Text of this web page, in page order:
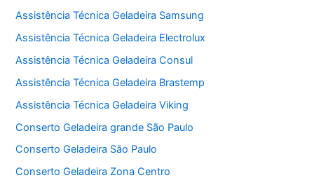
Assistência Técnica Geladeira Samsung
Assistência Técnica Geladeira Electrolux
Assistência Técnica Geladeira Consul
Assistência Técnica Geladeira Brastemp
Assistência Técnica Geladeira Viking
Conserto Geladeira grande São Paulo
Conserto Geladeira São Paulo
Conserto Geladeira Zona Centro